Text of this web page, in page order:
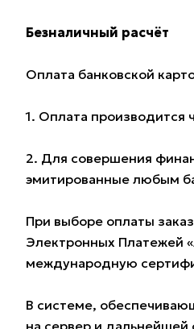
Безналичный расчёт
Оплата банковской
1. Оплата производится
2. Для совершения
эмитированные любым
При выборе оплаты
Электронных Платежей
международную
В системе,